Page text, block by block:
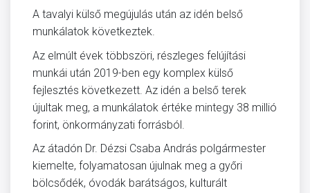
A tavalyi külső megújulás után az idén belső
munkálatok következtek.
Az elmúlt évek többszöri, részleges felújítási
munkái után 2019-ben egy komplex külső
fejlesztés következett. Az idén a belső terek
újultak meg, a munkálatok értéke mintegy 38 millió
forint, önkormányzati forrásból.
Az átadón Dr. Dézsi Csaba András polgármester
kiemelte, folyamatosan újulnak meg a győri
bölcsődék, óvodák barátságos, kulturált